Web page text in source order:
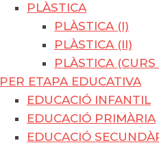
PLÀSTICA
PLÀSTICA (I)
PLÀSTICA (II)
PLÀSTICA (CURS
PER ETAPA EDUCATIVA
EDUCACIÓ INFANTIL
EDUCACIÓ PRIMÀRIA
EDUCACIÓ